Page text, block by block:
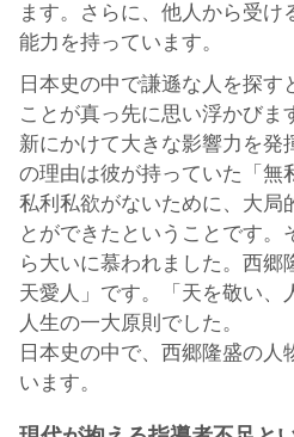
ます。さらに、他人から受け
能力を持っています。
日本史の中で謙遜な人を探
ことが真っ先に思い浮かびま
新にかけて大きな影響力を発
の理由は彼が持っていた「無
私利私欲がないために、大局
とができたということです。
ら大いに慕われました。西郷
天愛人」です。「天を敬い、
人生の一大原則でした。
日本史の中で、西郷隆盛の人
います。